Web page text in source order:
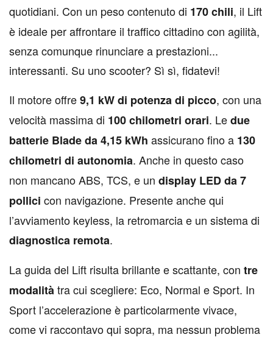
quotidiani. Con un peso contenuto di 170 chili, il Lift
è ideale per affrontare il traffico cittadino con agilità,
senza comunque rinunciare a prestazioni...
interessanti. Su uno scooter? Sì sì, fidatevi!
Il motore offre9,1 kW di potenza di picco, con una
velocità massima di 100 chilometri orari. Ledue
batterie Blade da 4,15 kWh assicurano fino a 130
chilometri di autonomia. Anche in questo caso
non mancano ABS, TCS, e un display LED da 7
pollici con navigazione. Presente anche qui
l’avviamento keyless, la retromarcia e un sistema di
diagnostica remota.
La guida del Lift risulta brillante e scattante, con tre
modalitàtra cui scegliere: Eco, Normal e Sport. In
Sport l’accelerazione è particolarmente vivace,
come vi raccontavo qui sopra, ma nessun problema